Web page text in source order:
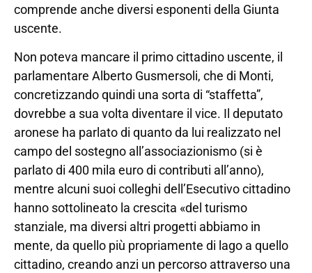
comprende anche diversi esponenti della Giunta
uscente.
Non poteva mancare il primo cittadino uscente, il
parlamentare Alberto Gusmersoli, che di Monti,
concretizzando quindi una sorta di “staffetta”,
dovrebbe a sua volta diventare il vice. Il deputato
aronese ha parlato di quanto da lui realizzato nel
campo del sostegno all’associazionismo (si è
parlato di 400 mila euro di contributi all’anno),
mentre alcuni suoi colleghi dell’Esecutivo cittadino
hanno sottolineato la crescita «del turismo
stanziale, ma diversi altri progetti abbiamo in
mente, da quello più propriamente di lago a quello
cittadino, creando anzi un percorso attraverso una